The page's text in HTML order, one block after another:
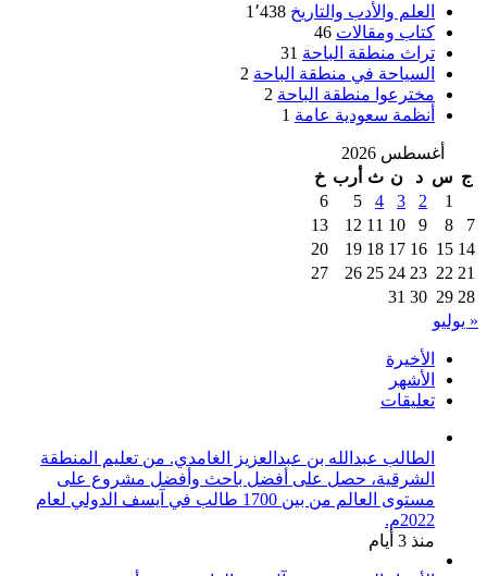
العلم والأدب والتاريخ 1٬438
كتاب ومقالات 46
تراث منطقة الباحة 31
السياحة في منطقة الباحة 2
مخترعوا منطقة الباحة 2
أنظمة سعودية عامة 1
أغسطس 2026
ج س د ن ث أرب خ
1
2
3
4
5
6
7
8
9
10
11
12
13
14
15
16
17
18
19
20
21
22
23
24
25
26
27
28
29
30
31
« يوليو
الأخيرة
الأشهر
تعليقات
الطالب عبدالله بن عبدالعزيز الغامدي. من تعليم المنطقة
الشرقية، حصل على أفضل باحث وأفضل مشروع على
مستوى العالم من بين 1700 طالب في آيسف الدولي لعام
2022م.
منذ 3 أيام